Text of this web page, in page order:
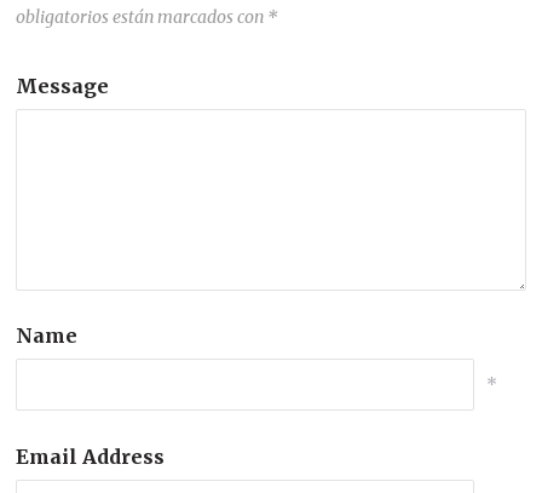
obligatorios están marcados con *
Message
Name
*
Email Address